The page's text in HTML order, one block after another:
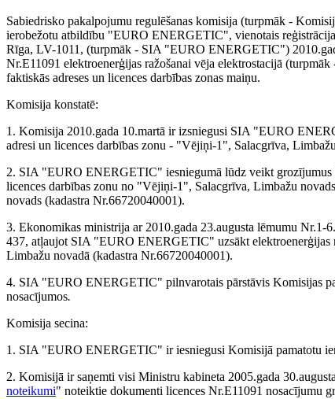
Sabiedrisko pakalpojumu regulēšanas komisija (turpmāk -
ierobežotu atbildību "EURO ENERGETIC", vienotais
Rīga, LV-1011, (turpmāk - SIA "EURO ENERGETIC")
Nr.E11091 elektroenerģijas ražošanai vēja elektrostacijā
faktiskās adreses un licences darbības zonas maiņu.
Komisija konstatē:
1. Komisija 2010.gada 10.martā ir izsniegusi SIA "EURO
adresi un licences darbības zonu - "Vējiņi-1", Salacgrīva,
2. SIA "EURO ENERGETIC" iesniegumā lūdz veikt grozījumus
licences darbības zonu no "Vējiņi-1", Salacgrīva, Limbažu
novads (kadastra Nr.66720040001).
3. Ekonomikas ministrija ar 2010.gada 23.augusta lēmumu
437, atļaujot SIA "EURO ENERGETIC" uzsākt elektroenerģijas
Limbažu novadā (kadastra Nr.66720040001).
4. SIA "EURO ENERGETIC" pilnvarotais pārstāvis Komisijas
nosacījumos.
Komisija secina:
1. SIA "EURO ENERGETIC" ir iesniegusi Komisijā pamatotu
2. Komisijā ir saņemti visi Ministru kabineta 2005.gada
noteikumi" noteiktie dokumenti licences Nr.E11091 nosacījumu